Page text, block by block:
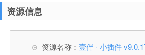
资源信息
资源名称： 壹伴 · 小插件